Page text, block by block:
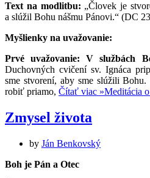
Text na modlitbu: „Človek je
a slúžil Bohu nášmu Pánovi.“ (DC
Myšlienky na uvažovanie:
Prvé uvažovanie: V službách
Duchovných cvičení sv. Ignáca
sme stvorení, aby sme slúžili
robiť priamo, Čítať viac »Meditácia
Zmysel života
by Ján Benkovský
Boh je Pán a Otec